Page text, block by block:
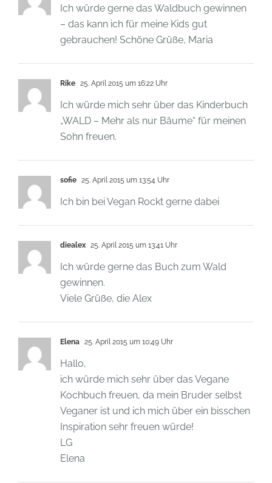
Ich würde gerne das Waldbuch gewinnen
– das kann ich für meine Kids gut
gebrauchen! Schöne Grüße, Maria
Rike 25. April 2015 um 16:22 Uhr
Ich würde mich sehr über das Kinderbuch
„WALD – Mehr als nur Bäume“ für meinen
Sohn freuen.
sofie 25. April 2015 um 13:54 Uhr
Ich bin bei Vegan Rockt gerne dabei
diealex 25. April 2015 um 13:41 Uhr
Ich würde gerne das Buch zum Wald
gewinnen.
Viele Grüße, die Alex
Elena 25. April 2015 um 10:49 Uhr
Hallo,
ich würde mich sehr über das Vegane
Kochbuch freuen, da mein Bruder selbst
Veganer ist und ich mich über ein bisschen
Inspiration sehr freuen würde!
LG
Elena